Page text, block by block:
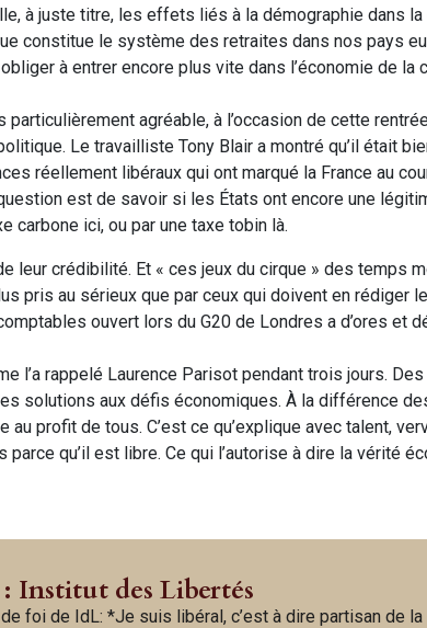
à juste titre, les effets liés à la démographie dans
constitue le système des retraites dans nos pays
à entrer encore plus vite dans l’économie de la
agréable, à l’occasion de cette
Le travailliste Tony Blair a montré qu’il était
réellement libéraux qui ont marqué la France au
est de savoir si les États ont encore une
carbone ici, ou par une taxe tobin là.
leur crédibilité. Et « ces jeux du cirque » des temps
pris au sérieux que par ceux qui doivent en rédiger
ouvert lors du G20 de Londres a d’ores et
l’a rappelé Laurence Parisot pendant trois jours.
solutions aux défis économiques. À la différence
profit de tous. C’est ce qu’explique avec talent,
qu’il est libre. Ce qui l’autorise à dire la vérité
Institut des Libertés
foi de IdL: *Je suis libéral, c’est à dire partisan de